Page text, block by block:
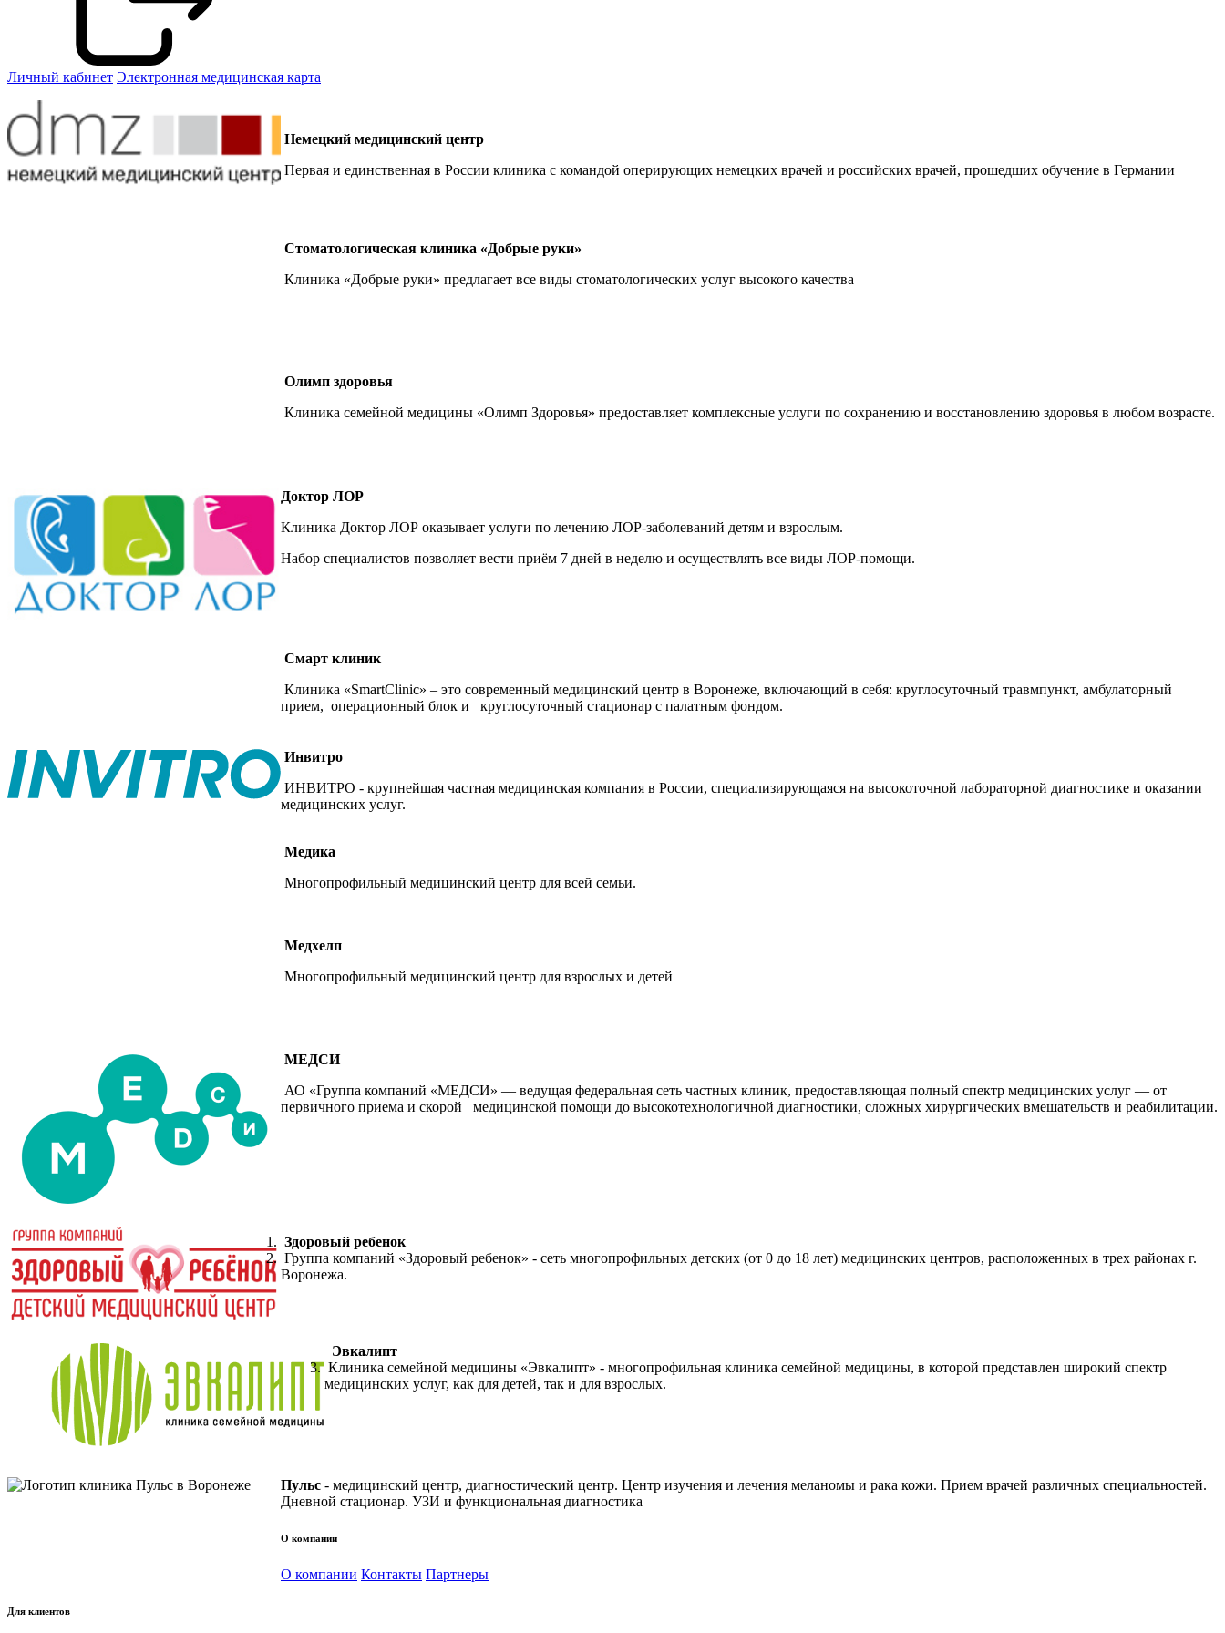
Личный кабинет Электронная медицинская карта
Немецкий медицинский центр
Первая и единственная в России клиника с командой оперирующих немецких врачей и российских врачей, прошедших обучение в Германии
Стоматологическая клиника «Добрые руки»
Клиника «Добрые руки» предлагает все виды стоматологических услуг высокого качества
Олимп здоровья
Клиника семейной медицины «Олимп Здоровья» предоставляет комплексные услуги по сохранению и восстановлению здоровья в любом возрасте.
Доктор ЛОР
Клиника Доктор ЛОР оказывает услуги по лечению ЛОР-заболеваний детям и взрослым.
Набор специалистов позволяет вести приём 7 дней в неделю и осуществлять все виды ЛОР-помощи.
Смарт клиник
Клиника «SmartClinic» – это современный медицинский центр в Воронеже, включающий в себя: круглосуточный травмпункт, амбулаторный
прием, операционный блок и круглосуточный стационар с палатным фондом.
Инвитро
ИНВИТРО - крупнейшая частная медицинская компания в России, специализирующаяся на высокоточной лабораторной диагностике и оказании
медицинских услуг.
Медика
Многопрофильный медицинский центр для всей семьи.
Медхелп
Многопрофильный медицинский центр для взрослых и детей
МЕДСИ
АО «Группа компаний «МЕДСИ» — ведущая федеральная сеть частных клиник, предоставляющая полный спектр медицинских услуг — от
первичного приема и скорой медицинской помощи до высокотехнологичной диагностики, сложных хирургических вмешательств и реабилитации.
Здоровый ребенок
Группа компаний «Здоровый ребенок» - сеть многопрофильных детских (от 0 до 18 лет) медицинских центров, расположенных в трех районах г.
Воронежа.
Эвкалипт
Клиника семейной медицины «Эвкалипт» - многопрофильная клиника семейной медицины, в которой представлен широкий спектр
медицинских услуг, как для детей, так и для взрослых.
Пульс - медицинский центр, диагностический центр. Центр изучения и лечения меланомы и рака кожи. Прием врачей различных специальностей.
Дневной стационар. УЗИ и функциональная диагностика
О компании
О компании Контакты Партнеры
Для клиентов